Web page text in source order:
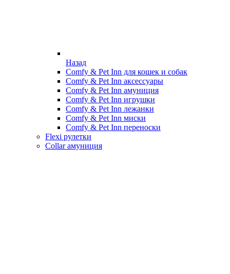
Назад
Comfy & Pet Inn для кошек и собак
Comfy & Pet Inn аксессуары
Comfy & Pet Inn амуниция
Comfy & Pet Inn игрушки
Comfy & Pet Inn лежанки
Comfy & Pet Inn миски
Comfy & Pet Inn переноски
Flexi рулетки
Collar амуниция